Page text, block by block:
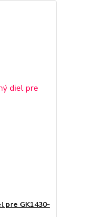
pre GK1430-